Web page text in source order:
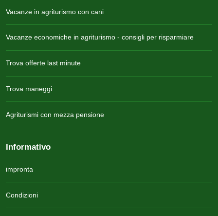
Vacanze in agriturismo con cani
Vacanze economiche in agriturismo - consigli per risparmiare
Trova offerte last minute
Trova maneggi
Agriturismi con mezza pensione
Informativo
impronta
Condizioni